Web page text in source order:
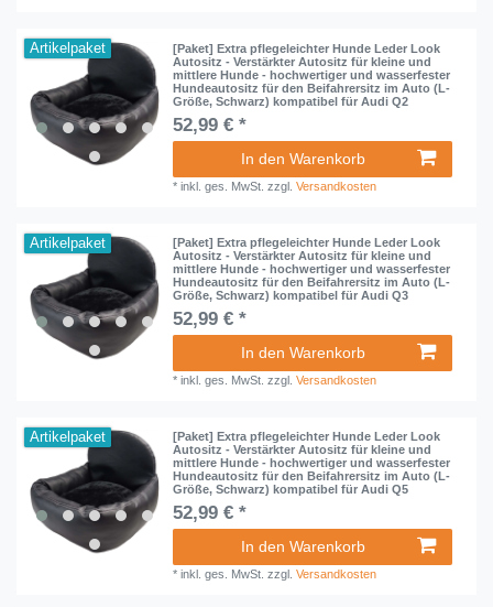
Artikelpaket
[Paket] Extra pflegeleichter Hunde Leder Look
Autositz - Verstärkter Autositz für kleine und
mittlere Hunde - hochwertiger und wasserfester
Hundeautositz für den Beifahrersitz im Auto (L-
Größe, Schwarz) kompatibel für Audi Q2
52,99 € *
In den Warenkorb
*inkl. ges. MwSt. zzgl.Versandkosten
Artikelpaket
[Paket] Extra pflegeleichter Hunde Leder Look
Autositz - Verstärkter Autositz für kleine und
mittlere Hunde - hochwertiger und wasserfester
Hundeautositz für den Beifahrersitz im Auto (L-
Größe, Schwarz) kompatibel für Audi Q3
52,99 € *
In den Warenkorb
*inkl. ges. MwSt. zzgl.Versandkosten
Artikelpaket
[Paket] Extra pflegeleichter Hunde Leder Look
Autositz - Verstärkter Autositz für kleine und
mittlere Hunde - hochwertiger und wasserfester
Hundeautositz für den Beifahrersitz im Auto (L-
Größe, Schwarz) kompatibel für Audi Q5
52,99 € *
In den Warenkorb
*inkl. ges. MwSt. zzgl.Versandkosten